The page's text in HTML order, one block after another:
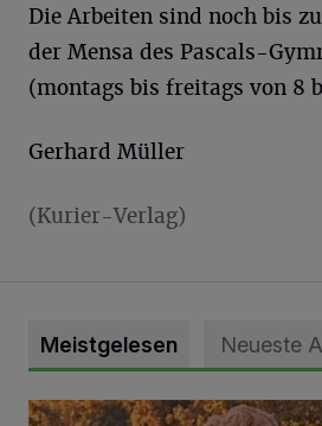
Die Arbeiten sind noch bis
der Mensa des Pascals-
(montags bis freitags von 8
Gerhard Müller
(Kurier-Verlag)
Meistgelesen Neueste
Mit Herzblut die Gemeinschaft